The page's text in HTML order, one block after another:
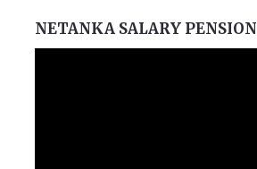
NETANKA SALARY PENSION